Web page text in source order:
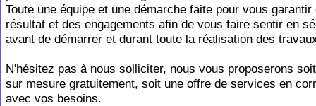
Toute une équipe et une démarche faite pour vous garantir
résultat et des engagements afin de vous faire sentir en
avant de démarrer et durant toute la réalisation des
N'hésitez pas à nous solliciter, nous vous proposerons
sur mesure gratuitement, soit une offre de services en
avec vos besoins.